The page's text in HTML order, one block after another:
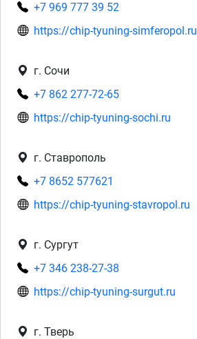
+7 969 777 39 52
https://chip-tyuning-simferopol.ru
г. Сочи
+7 862 277-72-65
https://chip-tyuning-sochi.ru
г. Ставрополь
+7 8652 577621
https://chip-tyuning-stavropol.ru
г. Сургут
+7 346 238-27-38
https://chip-tyuning-surgut.ru
г. Тверь